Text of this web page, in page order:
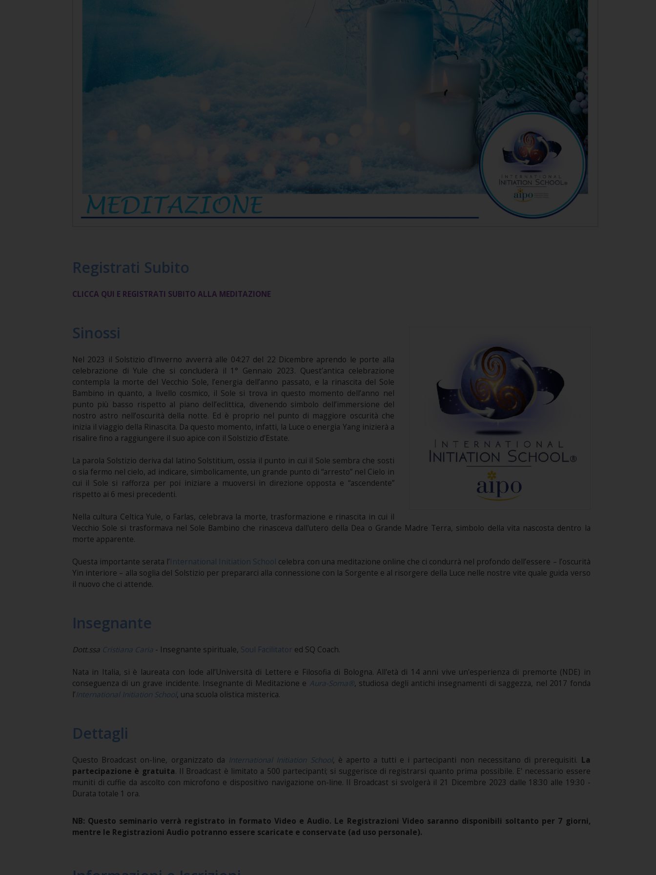
Registrati Subito
CLICCA QUI E REGISTRATI SUBITO ALLA MEDITAZIONE
Sinossi
Nel 2023 il Solstizio d’Inverno avverrà alle 04:27 del 22 Dicembre aprendo le porte alla
celebrazione di Yule che si concluderà il 1° Gennaio 2023. Quest’antica celebrazione
contempla la morte del Vecchio Sole, l’energia dell’anno passato, e la rinascita del Sole
Bambino in quanto, a livello cosmico, il Sole si trova in questo momento dell’anno nel
punto più basso rispetto al piano dell’eclittica, divenendo simbolo dell’immersione del
nostro astro nell’oscurità della notte. Ed è proprio nel punto di maggiore oscurità che
inizia il viaggio della Rinascita. Da questo momento, infatti, la Luce o energia Yang inizierà a
risalire fino a raggiungere il suo apice con il Solstizio d’Estate.
La parola Solstizio deriva dal latino Solstitium, ossia il punto in cui il Sole sembra che sosti
o sia fermo nel cielo, ad indicare, simbolicamente, un grande punto di “arresto” nel Cielo in
cui il Sole si rafforza per poi iniziare a muoversi in direzione opposta e “ascendente”
rispetto ai 6 mesi precedenti.
Nella cultura Celtica Yule, o Farlas, celebrava la morte, trasformazione e rinascita in cui il
Vecchio Sole si trasformava nel Sole Bambino che rinasceva dall'utero della Dea o Grande Madre Terra, simbolo della vita nascosta dentro la
morte apparente.
Questa importante serata l’International Initiation School celebra con una meditazione online che ci condurrà nel profondo dell’essere – l’oscurità
Yin interiore – alla soglia del Solstizio per prepararci alla connessione con la Sorgente e al risorgere della Luce nelle nostre vite quale guida verso
il nuovo che ci attende.
Insegnante
Dott.ssa Cristiana Caria - Insegnante spirituale, Soul Facilitator ed SQ Coach.
Nata in Italia, si è laureata con lode all’Università di Lettere e Filosofia di Bologna. All'età di 14 anni vive un'esperienza di premorte (NDE) in
conseguenza di un grave incidente. Insegnante di Meditazione e Aura-Soma®, studiosa degli antichi insegnamenti di saggezza, nel 2017 fonda
l’International Initiation School, una scuola olistica misterica.
Dettagli
Questo Broadcast on-line, organizzato da International Initiation School, è aperto a tutti e i partecipanti non necessitano di prerequisiti. La
partecipazione è gratuita. Il Broadcast è limitato a 500 partecipanti; si suggerisce di registrarsi quanto prima possibile. E' necessario essere
muniti di cuffie da ascolto con microfono e dispositivo navigazione on-line. Il Broadcast si svolgerà il 21 Dicembre 2023 dalle 18:30 alle 19:30 -
Durata totale 1 ora.
NB: Questo seminario verrà registrato in formato Video e Audio. Le Registrazioni Video saranno disponibili soltanto per 7 giorni,
mentre le Registrazioni Audio potranno essere scaricate e conservate (ad uso personale).